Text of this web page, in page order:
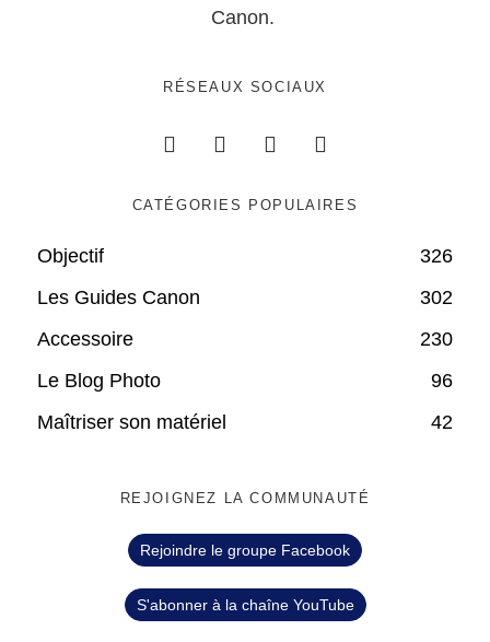
Canon.
RÉSEAUX SOCIAUX
CATÉGORIES POPULAIRES
Objectif
326
Les Guides Canon
302
Accessoire
230
Le Blog Photo
96
Maîtriser son matériel
42
REJOIGNEZ LA COMMUNAUTÉ
Rejoindre le groupe Facebook
S'abonner à la chaîne YouTube